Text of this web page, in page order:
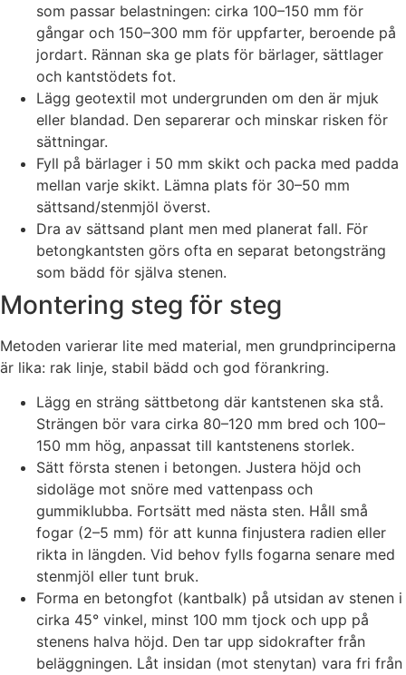
som passar belastningen: cirka 100–150 mm för
gångar och 150–300 mm för uppfarter, beroende på
jordart. Rännan ska ge plats för bärlager, sättlager
och kantstödets fot.
Lägg geotextil mot undergrunden om den är mjuk
eller blandad. Den separerar och minskar risken för
sättningar.
Fyll på bärlager i 50 mm skikt och packa med padda
mellan varje skikt. Lämna plats för 30–50 mm
sättsand/stenmjöl överst.
Dra av sättsand plant men med planerat fall. För
betongkantsten görs ofta en separat betongsträng
som bädd för själva stenen.
Montering steg för steg
Metoden varierar lite med material, men grundprinciperna
är lika: rak linje, stabil bädd och god förankring.
Lägg en sträng sättbetong där kantstenen ska stå.
Strängen bör vara cirka 80–120 mm bred och 100–
150 mm hög, anpassat till kantstenens storlek.
Sätt första stenen i betongen. Justera höjd och
sidoläge mot snöre med vattenpass och
gummiklubba. Fortsätt med nästa sten. Håll små
fogar (2–5 mm) för att kunna finjustera radien eller
rikta in längden. Vid behov fylls fogarna senare med
stenmjöl eller tunt bruk.
Forma en betongfot (kantbalk) på utsidan av stenen i
cirka 45° vinkel, minst 100 mm tjock och upp på
stenens halva höjd. Den tar upp sidokrafter från
beläggningen. Låt insidan (mot stenytan) vara fri från